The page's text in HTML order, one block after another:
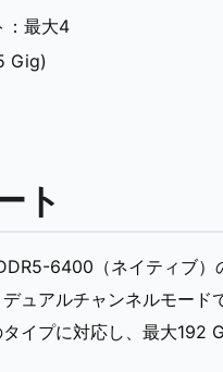
最大4
Gig)
ト
6400（ネイティブ
ュアルチャンネルモー
イプに対応し、最大192